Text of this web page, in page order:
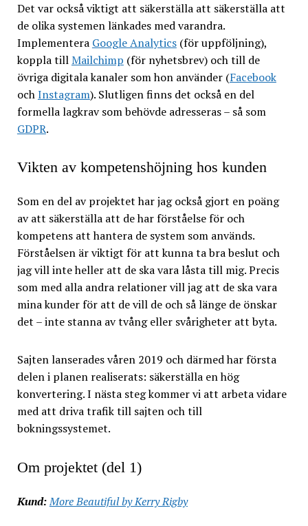
Det var också viktigt att säkerställa att säkerställa att
de olika systemen länkades med varandra.
Implementera Google Analytics(för uppföljning),
koppla tillMailchimp (för nyhetsbrev) och till de
övriga digitala kanaler som hon använder (Facebook
ochInstagram). Slutligen finns det också en del
formella lagkrav som behövde adresseras – så som
GDPR.
Vikten av kompetenshöjning hos kunden
Som en del av projektet har jag också gjort en poäng
av att säkerställa att de har förståelse för och
kompetens att hantera de system som används.
Förståelsen är viktigt för att kunna ta bra beslut och
jag vill inte heller att de ska vara låsta till mig. Precis
som med alla andra relationer vill jag att de ska vara
mina kunder för att de vill de och så länge de önskar
det – inte stanna av tvång eller svårigheter att byta.
Sajten lanserades våren 2019 och därmed har första
delen i planen realiserats: säkerställa en hög
konvertering. I nästa steg kommer vi att arbeta vidare
med att driva trafik till sajten och till
bokningssystemet.
Om projektet (del 1)
Kund:More Beautiful by Kerry Rigby